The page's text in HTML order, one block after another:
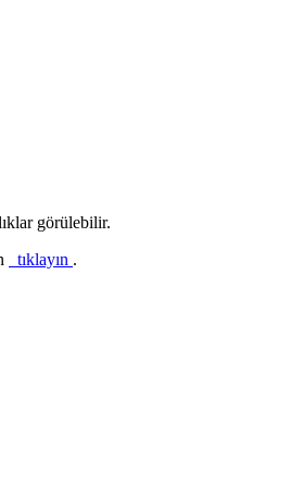
görülebilir.
tıklayın .